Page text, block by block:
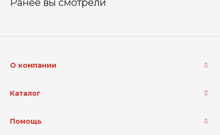
Ранее вы смотрели
О компании
Каталог
Помощь